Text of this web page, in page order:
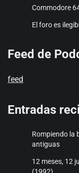
Commodore
El foro es
Feed de
feed
Entradas
Rompiendo la
antiguas
12 meses, 12